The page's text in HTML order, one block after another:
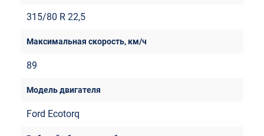
315/80 R 22,5
89
Ford Ecotorq